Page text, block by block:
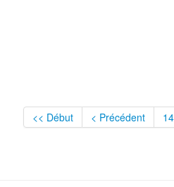
<< Début < Précédent